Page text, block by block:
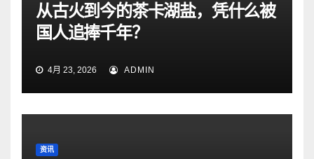
从古火到今的茶卡湖盐，凭什么被
国人追捧千年？
4月 23, 2026 ADMIN
资讯